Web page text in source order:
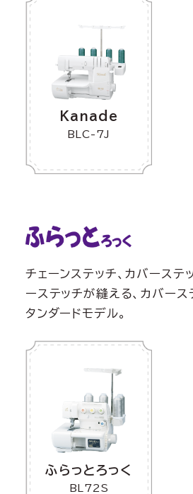
Kanade
BLC-7J
チェーンステッチ、カバーステ
ーステッチが縫える、カバース
タンダードモデル。
ふらっとろっく
BL72S